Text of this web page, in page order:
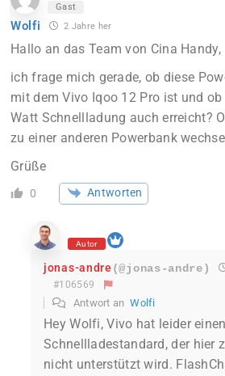
Gast
Wolfi 2 Jahre her
Hallo an das Team von Cina Handy,
ich frage mich gerade, ob diese
mit dem Vivo Iqoo 12 Pro ist und
Watt Schnellladung auch erreicht?
zu einer anderen Powerbank
Grüße
0 Antworten
Autor
jonas-andre(@jonas-andre)
#106569
Antwort anWolfi
Hey Wolfi, Vivo hat leider
Schnellladestandard, der hier
nicht unterstützt wird.